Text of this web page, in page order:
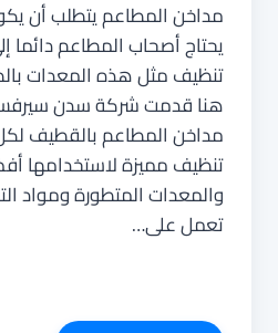
مداخن المطاعم يتطلب أن
يحتاج أصحاب المطاعم
تنظيف مثل هذه المعدات
هنا قدمت شركة سدن
مداخن المطاعم بالقطيف
تنظيف مميزة لاستخدامها
والمعدات المتطورة ومواد
تعمل على…